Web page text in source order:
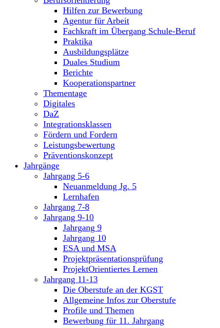
Hilfen zur Bewerbung
Agentur für Arbeit
Fachkraft im Übergang Schule-Beruf
Praktika
Ausbildungsplätze
Duales Studium
Berichte
Kooperationspartner
Thementage
Digitales
DaZ
Integrationsklassen
Fördern und Fordern
Leistungsbewertung
Präventionskonzept
Jahrgänge
Jahrgang 5-6
Neuanmeldung Jg. 5
Lernhafen
Jahrgang 7-8
Jahrgang 9-10
Jahrgang 9
Jahrgang 10
ESA und MSA
Projektpräsentationsprüfung
ProjektOrientiertes Lernen
Jahrgang 11-13
Die Oberstufe an der KGST
Allgemeine Infos zur Oberstufe
Profile und Themen
Bewerbung für 11. Jahrgang